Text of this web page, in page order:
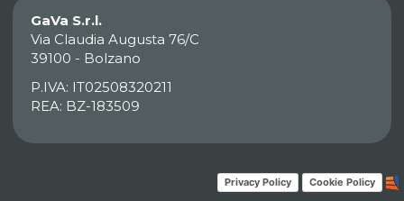
GaVa S.r.l.
Via Claudia Augusta 76/C
39100 - Bolzano
P.IVA: IT02508320211
REA: BZ-183509
Privacy Policy Cookie Policy